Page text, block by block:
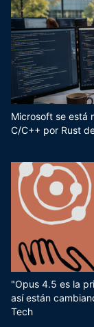
Microsoft se está
C/C++ por Rust
"Opus 4.5 es la
así están
Tech